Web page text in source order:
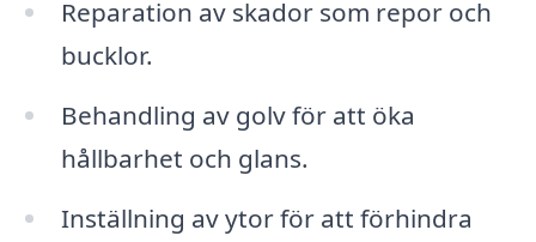
Reparation av skador som repor och
bucklor.
Behandling av golv för att öka
hållbarhet och glans.
Inställning av ytor för att förhindra